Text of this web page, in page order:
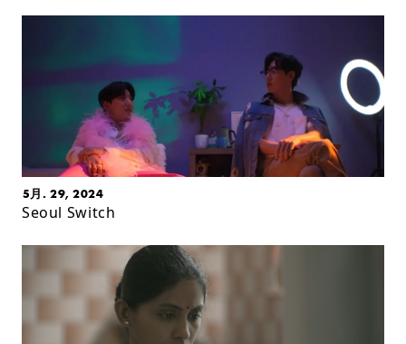
5月. 29, 2024
Seoul Switch